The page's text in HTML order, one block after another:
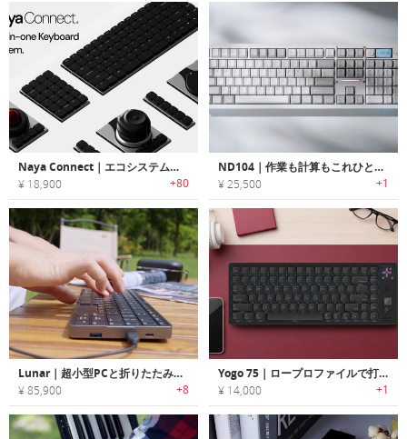
Naya Connect｜エコシステム拡張で理想の配置を実現する次世代Nayaキーボードセットアップ
¥ 18,900 +80
ND104｜作業も計算もこれひとつでこなす104キーコントロールノブ付きキーボード
¥ 25,500 +1
Lunar｜超小型PCと折りたたみキーボード
¥ 85,900 +8
Yogo 75｜ロープロファイルで打ちやすい、レトロとフューチャーが融合したキーボード
¥ 14,000 +1